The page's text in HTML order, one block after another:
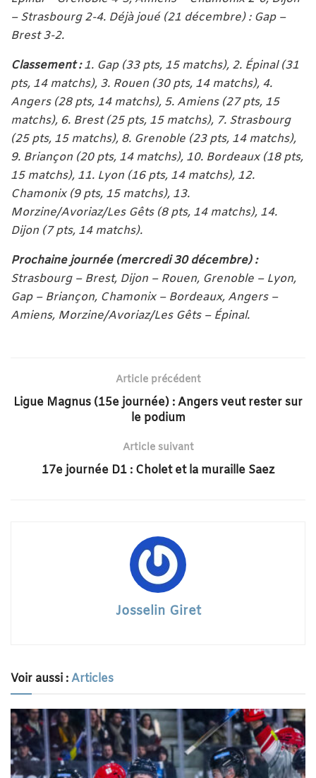
– Strasbourg 2-4. Déjà joué (21 décembre) : Gap –
Brest 3-2.
Classement :1. Gap (33 pts, 15 matchs), 2. Épinal (31
pts, 14 matchs), 3. Rouen (30 pts, 14 matchs), 4.
Angers (28 pts, 14 matchs), 5. Amiens (27 pts, 15
matchs), 6. Brest (25 pts, 15 matchs), 7. Strasbourg
(25 pts, 15 matchs), 8. Grenoble (23 pts, 14 matchs),
9. Briançon (20 pts, 14 matchs), 10. Bordeaux (18 pts,
15 matchs), 11. Lyon (16 pts, 14 matchs), 12.
Chamonix (9 pts, 15 matchs), 13.
Morzine/Avoriaz/Les Gêts (8 pts, 14 matchs), 14.
Dijon (7 pts, 14 matchs).
Prochaine journée (mercredi 30 décembre) :
Strasbourg – Brest, Dijon – Rouen, Grenoble – Lyon,
Gap – Briançon, Chamonix – Bordeaux, Angers –
Amiens, Morzine/Avoriaz/Les Gêts – Épinal.
Article précédent
Ligue Magnus (15e journée) : Angers veut rester sur
le podium
Article suivant
17e journée D1 : Cholet et la muraille Saez
Josselin Giret
Voir aussi :Articles